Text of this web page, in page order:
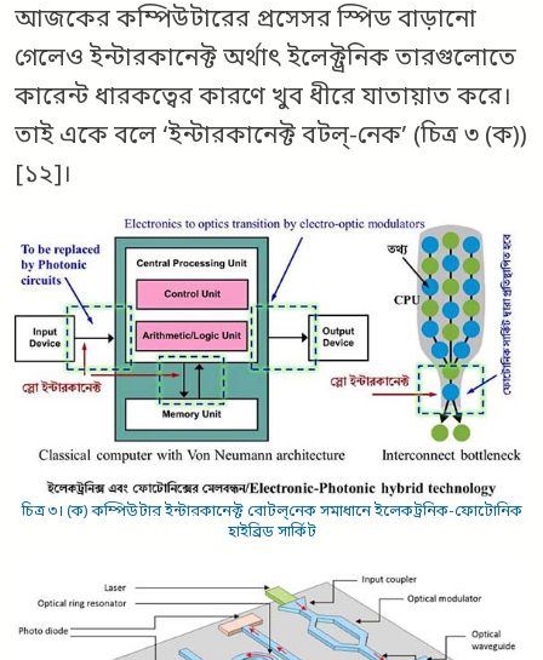
আজকের কম্পিউটারের প্রসেসর স্পিড বাড়ানো
গেলেও ইন্টারকানেক্ট অর্থাৎ ইলেক্ট্রনিক তারগুলোতে
কারেন্ট ধারকত্বের কারণে খুব ধীরে যাতায়াত করে।
তাই একে বলে ‘ইন্টারকানেক্ট বটল্‌-নেক’ (চিত্র ৩ (ক))
[১২]।
চিত্র ৩। (ক) কম্পিউটার ইন্টারকানেক্ট বোটল্‌নেক সমাধানে ইলেকট্রনিক-ফোটোনিক
হাইব্রিড সার্কিট